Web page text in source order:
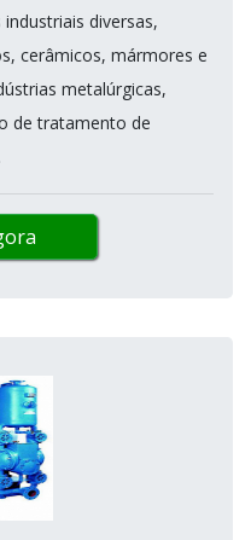
diversas,
cerâmicos, mármores e
metalúrgicas,
de tratamento de